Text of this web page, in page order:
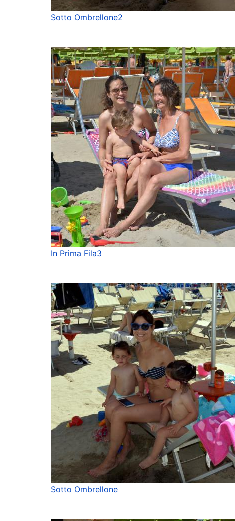
Sotto Ombrellone2
In Prima Fila3
Sotto Ombrellone